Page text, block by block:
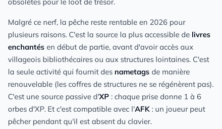
Malgré ce nerf, la pêche reste rentable en 2026 pour
plusieurs raisons. C'est la source la plus accessible de livres
enchantés en début de partie, avant d'avoir accès aux
villageois bibliothécaires ou aux structures lointaines. C'est
la seule activité qui fournit des nametags de manière
renouvelable (les coffres de structures ne se régénèrent pas).
C'est une source passive d'XP : chaque prise donne 1 à 6
orbes d'XP. Et c'est compatible avec l'AFK : un joueur peut
pêcher pendant qu'il est absent du clavier.